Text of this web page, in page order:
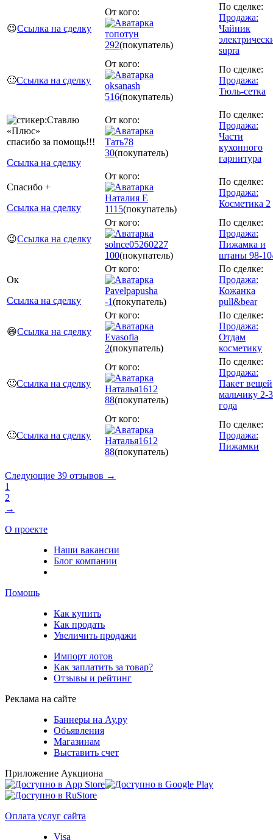
😉Ссылка на сделку
От кого:
топотун
292(покупатель)
По сделке:
Продажа:
Чайник
supra
🙂Ссылка на сделку
От кого:
oksanash
516(покупатель)
По сделке:
Продажа:
Тюль-сетка
спасибо за помощь!!!
Ссылка на сделку
От кого:
Тать78
30(покупатель)
По сделке:
Продажа:
Части
кухонного
гарнитура
Спасибо +
Ссылка на сделку
От кого:
Наталия Е
1115(покупатель)
По сделке:
Продажа:
Косметика 2
😉Ссылка на сделку
От кого:
solnce05260227
100(покупатель)
По сделке:
Продажа:
Пижамка и
штаны 98-
Ок
Ссылка на сделку
От кого:
Pavelpapusha
-1(покупатель)
По сделке:
Продажа:
Кожанка
pull&bear
😄Ссылка на сделку
От кого:
Evasofia
2(покупатель)
По сделке:
Продажа:
Отдам
косметику
🙂Ссылка на сделку
От кого:
Наталья1612
88(покупатель)
По сделке:
Продажа:
Пакет вещей
мальчику 2-3
года
🙂Ссылка на сделку
От кого:
Наталья1612
88(покупатель)
По сделке:
Продажа:
Пижамки
Следующие 39 отзывов →
1
2
→
О проекте
Наши вакансии
Блог компании
Помощь
Как купить
Как продать
Увеличить продажи
Импорт лотов
Как заплатить за товар?
Отзывы и рейтинг
Реклама на сайте
Баннеры на Ау.ру
Объявления
Магазинам
Выставить счет
Приложение Аукциона
Оплата услуг сайта
Visa